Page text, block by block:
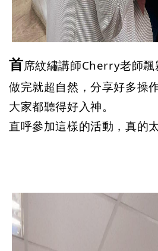
首席紋繡講師Cherry老師
做完就超自然，分享好多操
大家都聽得好入神。
直呼參加這樣的活動，真的